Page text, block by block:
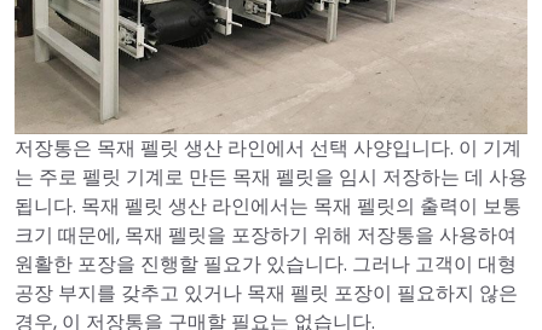
저장통은 목재 펠릿 생산 라인에서 선택 사양입니다. 이 기계
는 주로 펠릿 기계로 만든 목재 펠릿을 임시 저장하는 데 사용
됩니다. 목재 펠릿 생산 라인에서는 목재 펠릿의 출력이 보통
크기 때문에, 목재 펠릿을 포장하기 위해 저장통을 사용하여
원활한 포장을 진행할 필요가 있습니다. 그러나 고객이 대형
공장 부지를 갖추고 있거나 목재 펠릿 포장이 필요하지 않은
경우, 이 저장통을 구매할 필요는 없습니다.